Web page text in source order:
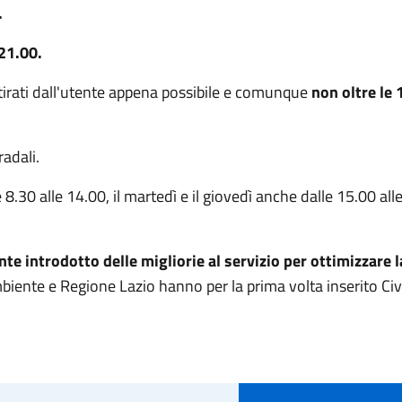
dall'utente appena possibile e comunquenon oltre le
alle 14.00, il martedì e il giovedì anche dalle 15.00
introdotto delle migliorie al servizio per ottimizzare
e Regione Lazio hanno per la prima volta inserito